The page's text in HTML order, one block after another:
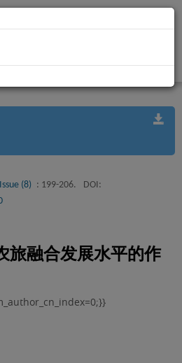
Issue (8) : 199-206.
DOI:
旅融合发展水平的作